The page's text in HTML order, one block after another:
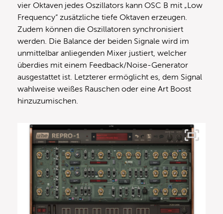
vier Oktaven jedes Oszillators kann OSC B mit „Low
Frequency“ zusätzliche tiefe Oktaven erzeugen.
Zudem können die Oszillatoren synchronisiert
werden. Die Balance der beiden Signale wird im
unmittelbar anliegenden Mixer justiert, welcher
überdies mit einem Feedback/Noise-Generator
ausgestattet ist. Letzterer ermöglicht es, dem Signal
wahlweise weißes Rauschen oder eine Art Boost
hinzuzumischen.